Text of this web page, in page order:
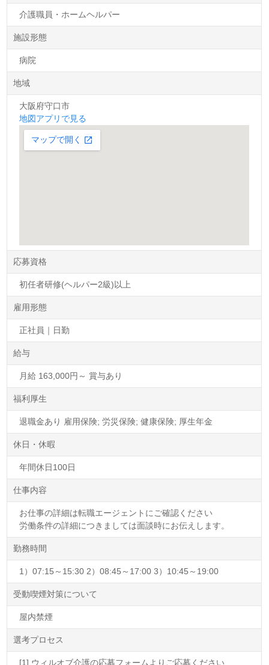
介護職員・ホームヘルパー
施設形態
病院
地域
大阪府守口市
地図アプリで見る
応募資格
初任者研修(ヘルパー2級)以上
雇用形態
正社員｜日勤
給与
月給 163,000円～ 賞与あり
福利厚生
退職金あり 雇用保険; 労災保険; 健康保険; 厚生年金
休日・休暇
年間休日100日
仕事内容
お仕事の詳細は転職エージェントにご確認ください
労働条件の詳細につきましては面談時にお伝えします。
勤務時間
1）07:15～15:30 2）08:45～17:00 3）10:45～19:00
受動喫煙対策について
屋内禁煙
選考プロセス
[1] ウィルオブ介護の応募フォームよりご応募ください